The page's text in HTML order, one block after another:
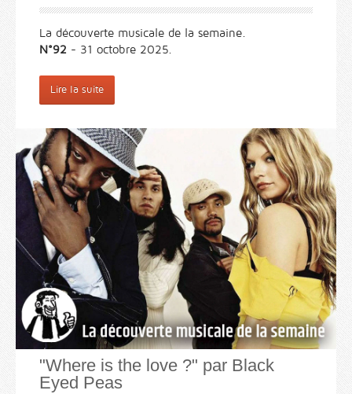
La découverte musicale de la semaine.
N°92 - 31 octobre 2025.
Lire la suite
"Where is the love ?" par Black
Eyed Peas